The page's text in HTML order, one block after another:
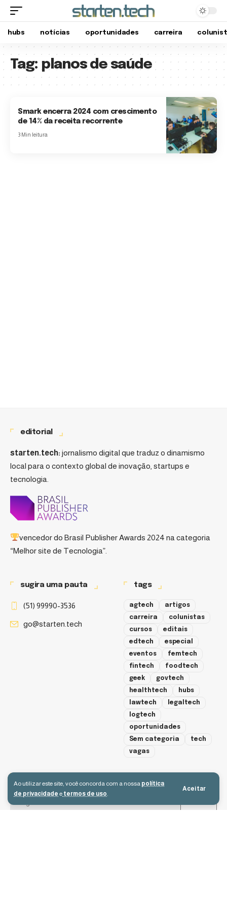
Ao utilizar este site, você concorda com a nossa política
de privacidade e termos de uso.
Aceitar
hubs notícias oportunidades carreira
Tag: planos de saúde
Smark encerra 2024 com crescimento
de 14% da receita recorrente
3 Min leitura
editorial
starten.tech: jornalismo digital que traduz o dinamismo
local para o contexto global de inovação, startups e
tecnologia.
vencedor do Brasil Publisher Awards 2024 na categoria
“Melhor site de Tecnologia”.
sugira uma pauta
(51) 99990-3536
go@starten.tech
tags
agtech
artigos
carreira
colunistas
cursos
editais
edtech
especial
eventos
femtech
fintech
foodtech
geek
govtech
healthtech
hubs
lawtech
legaltech
logtech
oportunidades
Sem categoria
tech
vagas